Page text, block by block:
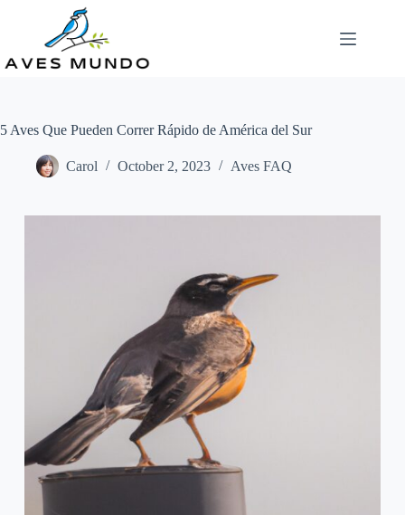
5 Aves Que Pueden Correr Rápido de América del Sur
Carol October 2, 2023 Aves FAQ